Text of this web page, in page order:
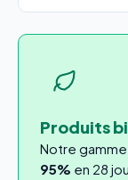
Produits
Notre
95% en 28